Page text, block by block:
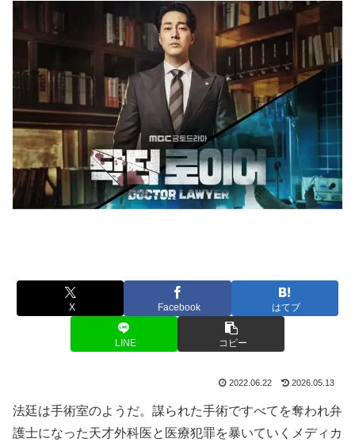
X Facebook はてブ
LINE コピー
2022.06.22 2026.05.13
法廷は手術室のようだ。謀られた手術ですべてを奪われ弁
護士になった天才外科医と医療犯罪を暴いていくメディカ